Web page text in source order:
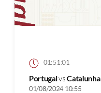
01:51:01
PortugalvsCatalunha
01/08/2024 10:55